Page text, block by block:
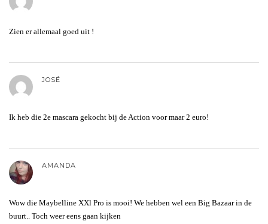
Zien er allemaal goed uit !
JOSÉ
Ik heb die 2e mascara gekocht bij de Action voor maar 2 euro!
AMANDA
Wow die Maybelline XXl Pro is mooi! We hebben wel een Big Bazaar in de
buurt.. Toch weer eens gaan kijken